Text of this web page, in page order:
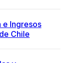
e Ingresos
Chile